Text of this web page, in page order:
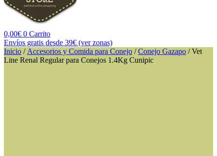
0,00€ 0 Carrito
Envíos gratis desde 39€ (ver zonas)
Inicio / Accesorios y Comida para Conejo /Conejo Gazapo / Vet
Line Renal Regular para Conejos 1.4Kg Cunipic